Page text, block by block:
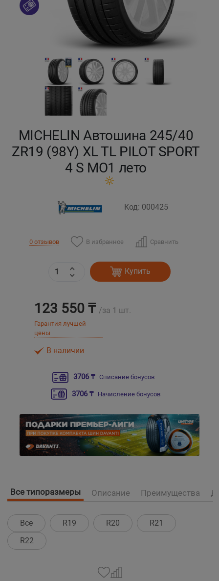
MICHELIN Автошина 245/40
ZR19 (98Y) XL TL PILOT SPORT
4 S MO1 лето
Код: 000425
0 отзывов В избранное Сравнить
Купить
123 550 ₸ /за 1 шт.
Гарантия лучшей
цены
В наличии
3706 ₸ Списание бонусов
3706 ₸ Начисление бонусов
Все типоразмеры Описание Преимущества
Все R19 R20
R21
R22
Кокшетау
Кызылорда
Павлодар
Петропавловск
Семей
Уральск
Усть-Каменогорск